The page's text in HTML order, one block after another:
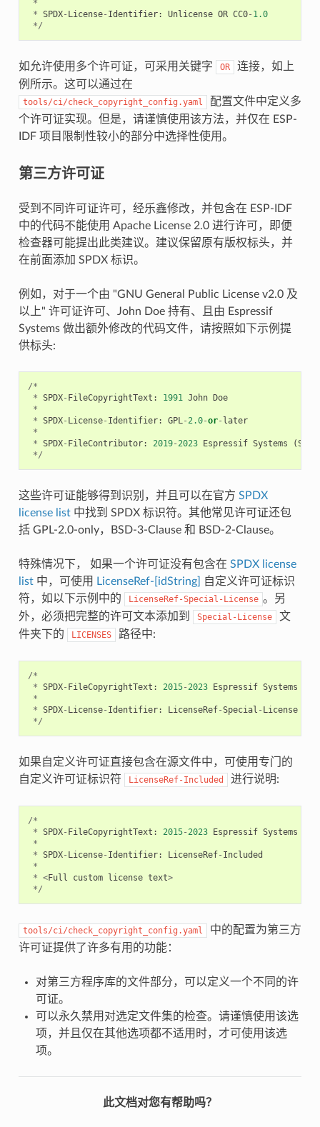
*
* SPDX- License- Identifier: Unlicense OR CC0- 1.0
*/
如允许使用多个许可证，可采用关键字 OR
连接，如上
例所示。这可以通过在
tools/ci/check_copyright_config.yaml
配置文件中定义多
个许可证实现。但是，请谨慎使用该方法，并仅在 ESP-
IDF 项目限制性较小的部分中选择性使用。
第三方许可证
受到不同许可证许可，经乐鑫修改，并包含在 ESP-IDF
中的代码不能使用 Apache License 2.0 进行许可，即便
检查器可能提出此类建议。建议保留原有版权标头，并
在前面添加 SPDX 标识。
例如，对于一个由 "GNU General Public License v2.0 及
以上" 许可证许可、John Doe 持有、且由 Espressif
Systems 做出额外修改的代码文件，请按照如下示例提
供标头:
/*
* SPDX- FileCopyrightText : 1991 John Doe
*
* SPDX- License- Identifier: GPL-2.0-or- later
*
* SPDX- FileContributor: 2019-2023 Espressif Systems (
*/
这些许可证能够得到识别，并且可以在官方 SPDX
license list中找到 SPDX 标识符。其他常见许可证还包
括 GPL-2.0-only，BSD-3-Clause 和 BSD-2-Clause。
特殊情况下， 如果一个许可证没有包含在 SPDX license
list中，可使用 LicenseRef-[idString]
自定义许可证标识
符，如以下示例中的
LicenseRef-Special-License 。另
外，必须把完整的许可文本添加到
Special-License
文
件夹下的
LICENSES 路径中:
/*
* SPDX- FileCopyrightText : 2015-2023 Espressif Systems
*
* SPDX- License- Identifier: LicenseRef-Special - License
*/
如果自定义许可证直接包含在源文件中，可使用专门的
自定义许可证标识符
LicenseRef-Included 进行说明:
/*
* SPDX- FileCopyrightText : 2015-2023 Espressif Systems
*
* SPDX- License- Identifier: LicenseRef- Included
*
* <Full custom license text>
*/
tools/ci/check_copyright_config.yaml
中的配置为第三方
许可证提供了许多有用的功能：
对第三方程序库的文件部分，可以定义一个不同的许
可证。
可以永久禁用对选定文件集的检查。请谨慎使用该选
项，并且仅在其他选项都不适用时，才可使用该选
项。
此文档对您有帮助吗？